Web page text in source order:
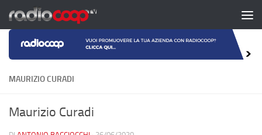
Salta al contenuto
MAURIZIO CURADI
Maurizio Curadi